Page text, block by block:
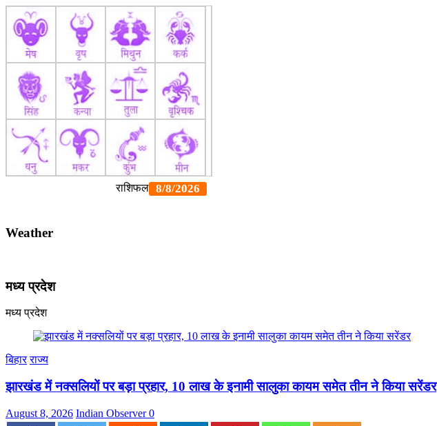
Weather
मध्य प्रदेश
मध्य प्रदेश
बिहार राज्य
झारखंड में नक्सलियों पर बड़ा प्रहार, 10 लाख के इनामी सालुका कायम समेत तीन ने किया सरेंडर
August 8, 2026 Indian Observer0